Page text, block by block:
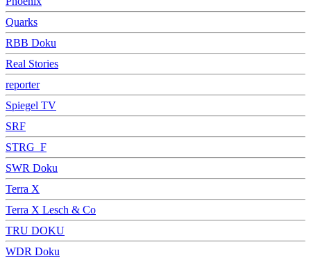
Quarks
RBB Doku
Real Stories
reporter
Spiegel TV
SRF
STRG_F
SWR Doku
Terra X
Terra X Lesch & Co
TRU DOKU
WDR Doku